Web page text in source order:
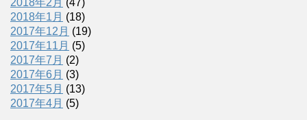
2018年1月 (18)
2017年12月 (19)
2017年11月 (5)
2017年7月 (2)
2017年6月 (3)
2017年5月 (13)
2017年4月 (5)